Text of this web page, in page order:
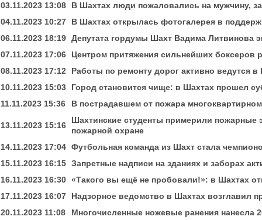
03.11.2023 13:08
В Шахтах люди пожаловались на мужчину,
04.11.2023 10:27
В Шахтах открылась фотогалерея в
06.11.2023 18:19 Депутата гордумы Шахт Вадима Литвинова
07.11.2023 17:06
Центром притяжения сильнейших боксеров
08.11.2023 17:12
Работы по ремонту дорог активно ведутся в
10.11.2023 15:03
Город становится чище: в Шахтах прошел
11.11.2023 15:36
В пострадавшем от пожара
13.11.2023 15:16
Шахтинские студенты примерили пожарные
пожарной охране
14.11.2023 17:04 Футбольная команда из Шахт стала
15.11.2023 16:15 Запретные надписи на зданиях и заборах
16.11.2023 16:30 «Такого вы ещё не пробовали!»: в Шахтах
17.11.2023 16:07
Надзорное ведомство в Шахтах возглавил
20.11.2023 11:08
Многочисленные ножевые ранения нанесла